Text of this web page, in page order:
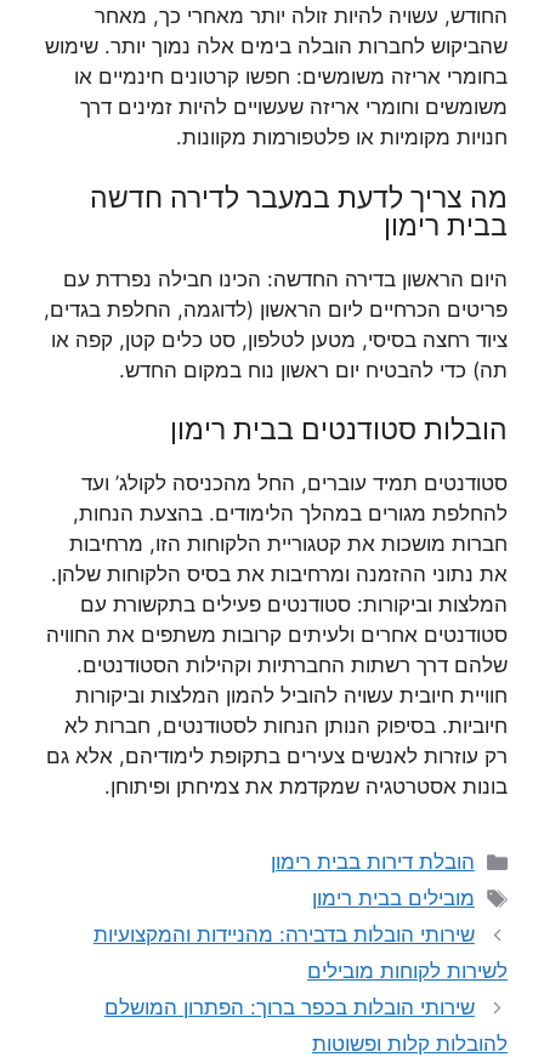
החודש, עשויה להיות זולה יותר מאחרי כך, מאחר
שהביקוש לחברות הובלה בימים אלה נמוך יותר. שימוש
בחומרי אריזה משומשים: חפשו קרטונים חינמיים או
משומשים וחומרי אריזה שעשויים להיות זמינים דרך
חנויות מקומיות או פלטפורמות מקוונות.
מה צריך לדעת במעבר לדירה חדשה
בבית רימון
היום הראשון בדירה החדשה: הכינו חבילה נפרדת עם
פריטים הכרחיים ליום הראשון (לדוגמה, החלפת בגדים,
ציוד רחצה בסיסי, מטען לטלפון, סט כלים קטן, קפה או
תה) כדי להבטיח יום ראשון נוח במקום החדש.
הובלות סטודנטים בבית רימון
סטודנטים תמיד עוברים, החל מהכניסה לקולג’ ועד
להחלפת מגורים במהלך הלימודים. בהצעת הנחות,
חברות מושכות את קטגוריית הלקוחות הזו, מרחיבות
את נתוני ההזמנה ומרחיבות את בסיס הלקוחות שלהן.
המלצות וביקורות: סטודנטים פעילים בתקשורת עם
סטודנטים אחרים ולעיתים קרובות משתפים את החוויה
שלהם דרך רשתות החברתיות וקהילות הסטודנטים.
חוויית חיובית עשויה להוביל להמון המלצות וביקורות
חיוביות. בסיפוק הנותן הנחות לסטודנטים, חברות לא
רק עוזרות לאנשים צעירים בתקופת לימודיהם, אלא גם
בונות אסטרטגיה שמקדמת את צמיחתן ופיתוחן.
קטגוריות
הובלת דירות בבית רימון
תגיות
מובילים בבית רימון
שירותי הובלות בדבירה: מהניידות והמקצועיות
לשירות לקוחות מובילים
שירותי הובלות בכפר ברוך: הפתרון המושלם
להובלות קלות ופשוטות